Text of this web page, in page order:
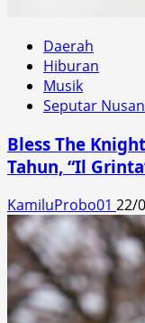
Daerah
Hiburan
Musik
Seputar
Bless The
Tahun, “Il
KamiluProbo01 22/